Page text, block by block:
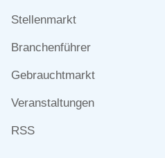
Stellenmarkt
Branchenführer
Gebrauchtmarkt
Veranstaltungen
RSS